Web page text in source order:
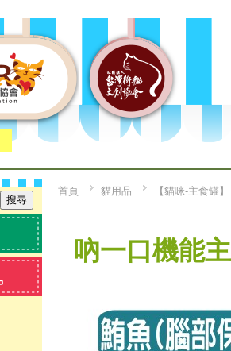
首頁 貓用品 【貓咪-主食罐】
吶一口機能